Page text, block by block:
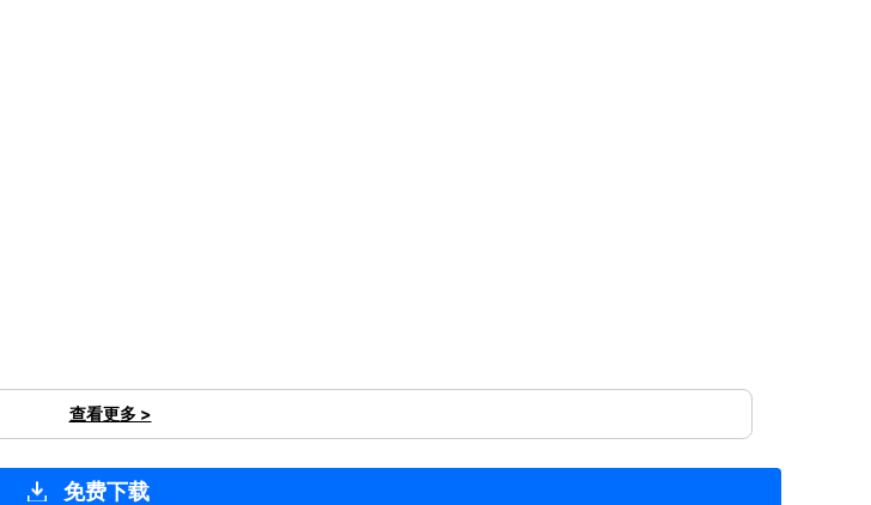
查看更多 >
免费下载